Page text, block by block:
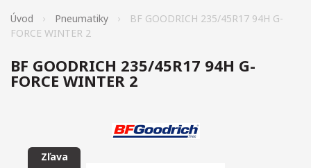
Úvod Pneumatiky
BF GOODRICH 235/45R17 94H G-
FORCE WINTER 2
BF GOODRICH 235/45R17 94H G-
FORCE WINTER 2
Zľava